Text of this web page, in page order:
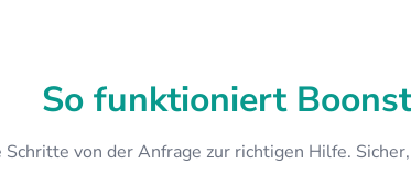
So funktioniert
Schritte von der Anfrage zur richtigen Hilfe.